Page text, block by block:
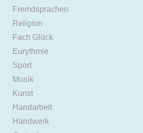
Fremdsprachen
Religion
Fach Glück
Eurythmie
Sport
Musik
Kunst
Handarbeit
Handwerk